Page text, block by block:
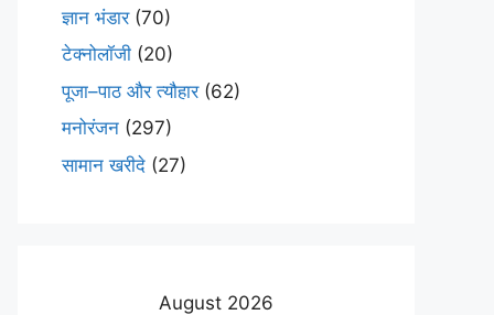
ज्ञान भंडार(70)
टेक्नोलॉजी (20)
पूजा–पाठ और त्यौहार(62)
मनोरंजन (297)
सामान खरीदे (27)
August 2026